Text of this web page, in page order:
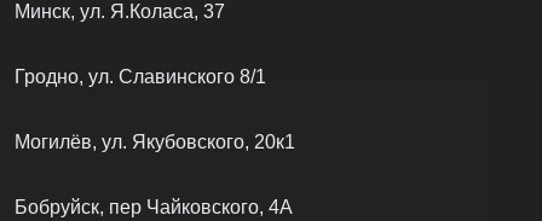
Минск, ул. Я.Коласа, 37
Гродно, ул. Славинского 8/1
Могилёв, ул. Якубовского, 20к1
Бобруйск, пер Чайковского, 4А